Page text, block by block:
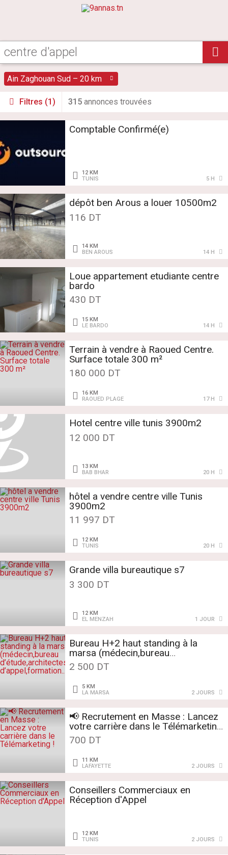
Ain Zaghouan Sud – 20 km
Filtres (1) 315 annonces trouvées
Comptable Confirmé(e)
12 KM
TUNIS
5 H
dépôt ben Arous a louer 10500m2
116 DT
14 KM
BEN AROUS
14 H
Loue appartement etudiante centre
bardo
430 DT
15 KM
LE BARDO
14 H
Terrain à vendre à Raoued Centre.
Surface totale 300 m²
180 000 DT
16 KM
RAOUED PLAGE
17 H
Hotel centre ville tunis 3900m2
12 000 DT
13 KM
BAB BHAR
20 H
hôtel a vendre centre ville Tunis
3900m2
11 997 DT
12 KM
TUNIS
20 H
Grande villa bureautique s7
3 300 DT
12 KM
EL MENZAH
1 JOUR
Bureau H+2 haut standing à la
marsa (médecin,bureau
d’étude,architectes,centre
d’appel,formation..
2 500 DT
5 KM
LA MARSA
2 JOURS
📢 Recrutement en Masse : Lancez
votre carrière dans le Télémarketing
!700 DT
11 KM
LAFAYETTE
2 JOURS
Conseillers Commerciaux en
Réception d'Appel
12 KM
TUNIS
2 JOURS